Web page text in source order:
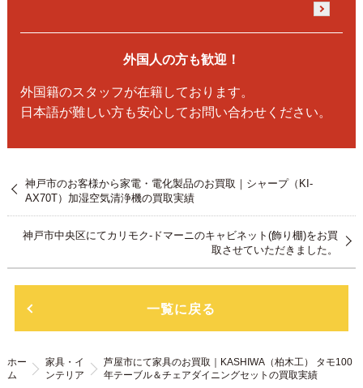
外国人の方も歓迎！
外国籍のスタッフが在籍しております。
日本語が難しい方も安心してお問い合わせください。
神戸市のお客様から家電・電化製品のお買取｜シャープ（KI-
AX70T）加湿空気清浄機の買取実績
神戸市中央区にてカリモク-ドマーニのキャビネット(飾り棚)をお買
取させていただきました。
一覧に戻る
ホー
ム
家具・イ
ンテリア
芦屋市にて家具のお買取｜KASHIWA（柏木工） タモ100
年テーブル＆チェアダイニングセットの買取実績